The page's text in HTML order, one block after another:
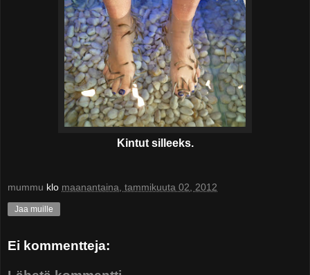
Kintut silleeks.
mummu klo maanantaina, tammikuuta 02, 2012
Jaa muille
Ei kommentteja: